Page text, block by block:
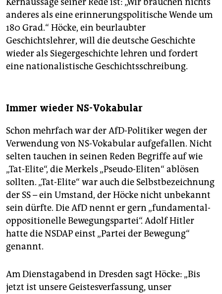
anderes als eine erinnerungspolitische Wende um
180 Grad.“ Höcke, ein beurlaubter
Geschichtslehrer, will die deutsche Geschichte
wieder als Siegergeschichte lehren und fordert
eine nationalistische Geschichtsschreibung.
Immer wieder NS-Vokabular
Schon mehrfach war der AfD-Politiker wegen der
Verwendung von NS-Vokabular aufgefallen. Nicht
selten tauchen in seinen Reden Begriffe auf wie
„Tat-Elite“, die Merkels „Pseudo-Eliten“ ablösen
sollten. „Tat-Elite“ war auch die Selbstbezeichnung
der SS – ein Umstand, der Höcke nicht unbekannt
sein dürfte. Die AfD nennt er gern „fundamen­tal­
oppositionelle Bewegungspartei“. Adolf Hitler
hatte die NSDAP einst „Partei der Bewegung“
genannt.
Am Dienstagabend in Dresden sagt Höcke: „Bis
jetzt ist unsere Geistesverfassung, unser